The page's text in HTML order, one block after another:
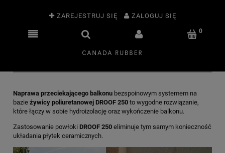
ZAREJESTRUJ SIĘ ZALOGUJ SIĘ
Naprawa przeciekającego balkonu bezspoinowym systemem na
bazie żywicy poliuretanowej DROOF 250 to wygodne rozwiązanie,
które łączy w sobie hydroizolację oraz wykończenie balkonu.
Zastosowanie powłoki DROOF 250 eliminuje tym samym konieczność
układania płytek ceramicznych.